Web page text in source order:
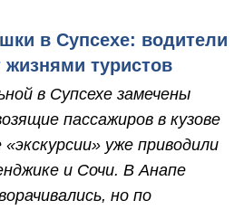
в Супсехе: водители
туристов
в Супсехе замечены
пассажиров в кузове
уже приводили
и Сочи. В Анапе
но по